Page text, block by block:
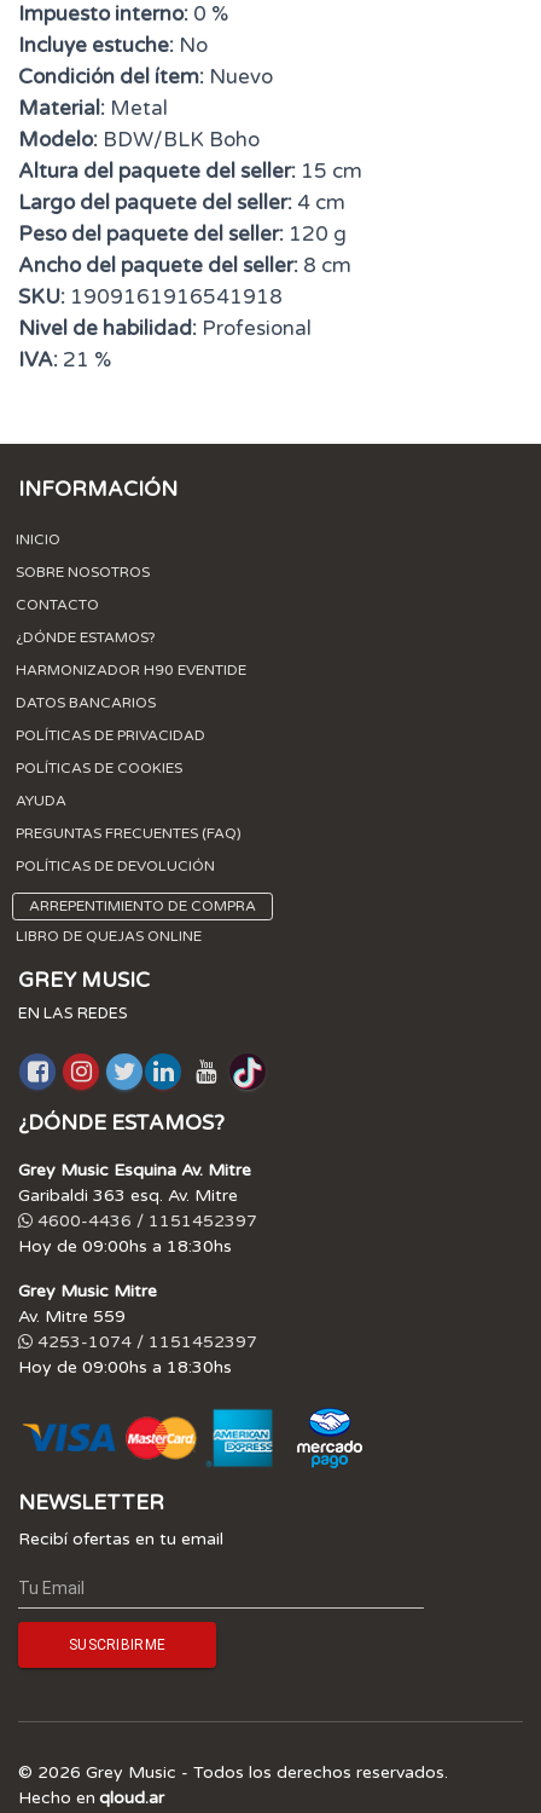
Impuesto interno: 0 %
Incluye estuche: No
Condición del ítem: Nuevo
Material: Metal
Modelo: BDW/BLK Boho
Altura del paquete del seller: 15 cm
Largo del paquete del seller: 4 cm
Peso del paquete del seller: 120 g
Ancho del paquete del seller: 8 cm
SKU: 1909161916541918
Nivel de habilidad: Profesional
IVA: 21 %
INFORMACIÓN
INICIO
SOBRE NOSOTROS
CONTACTO
¿DÓNDE ESTAMOS?
HARMONIZADOR H90 EVENTIDE
DATOS BANCARIOS
POLÍTICAS DE PRIVACIDAD
POLÍTICAS DE COOKIES
AYUDA
PREGUNTAS FRECUENTES (FAQ)
POLÍTICAS DE DEVOLUCIÓN
ARREPENTIMIENTO DE COMPRA
LIBRO DE QUEJAS ONLINE
GREY MUSIC
EN LAS REDES
¿DÓNDE ESTAMOS?
Grey Music Esquina Av. Mitre
Garibaldi 363 esq. Av. Mitre
4600-4436 / 1151452397
Hoy de 09:00hs a 18:30hs
Grey Music Mitre
Av. Mitre 559
4253-1074 / 1151452397
Hoy de 09:00hs a 18:30hs
NEWSLETTER
Recibí ofertas en tu email
© 2026 Grey Music - Todos los derechos reservados.
Hecho en qloud.ar